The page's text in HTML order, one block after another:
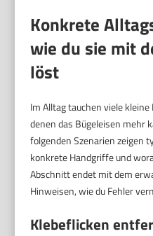
Konkrete
wie du sie mit
löst
Im Alltag tauchen viele
denen das Bügeleisen mehr
folgenden Szenarien zeigen
konkrete Handgriffe und
Abschnitt endet mit dem
Hinweisen, wie du Fehler
Klebeflicken